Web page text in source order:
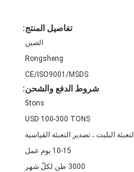
تفاصيل المنتج:
الصين
Rongsheng
CE/ISO9001/MSDS
شروط الدفع والشحن:
5tons
USD 100-300 TONS
التعبئة البليت ، تصدير التعبئة القياسية
10-15 يوم عمل
3000 طن لكلّ شهر